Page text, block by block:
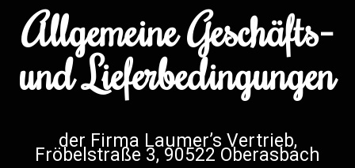
Allgemeine Geschäfts-
und Lieferbedingungen
der Firma Laumer’s Vertrieb,
Fröbelstraße 3, 90522 Oberasbach